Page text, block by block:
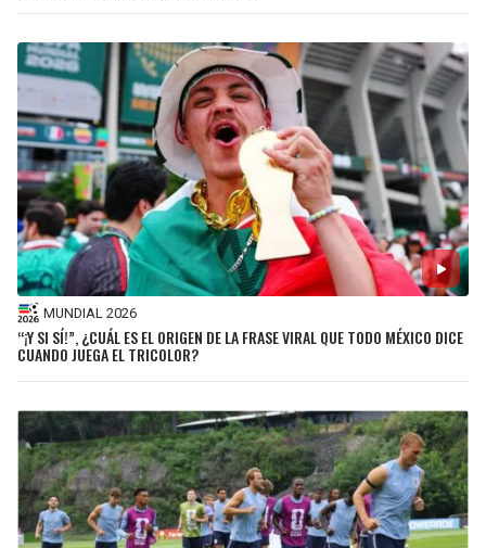
MUNDIAL 2026
“¡Y SI SÍ!”, ¿CUÁL ES EL ORIGEN DE LA FRASE VIRAL QUE TODO MÉXICO DICE
CUANDO JUEGA EL TRICOLOR?